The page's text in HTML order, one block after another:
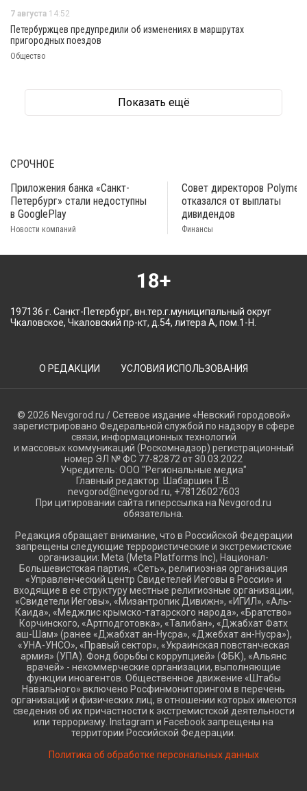
7 августа 14:52
Петербуржцев предупредили об изменениях в маршрутах
пригородных поездов
Общество
Показать ещё
СРОЧНОЕ
Приложения банка «Санкт-
Петербург» стали недоступны
в GooglePlay
Новости компаний
Совет директоров
отказался от выплаты
дивидендов
Финансы
18+
197136 г. Санкт-Петербург, вн.тер.г.муниципальный округ
Чкаловское, Чкаловский пр-кт, д.54, литера А, пом.1-Н.
О РЕДАКЦИИ УСЛОВИЯ ИСПОЛЬЗОВАНИЯ
© 2026 Nevgorod.ru / Сетевое издание «Невский городовой»
зарегистрировано Федеральной службой по надзору в сфере
связи, информационных технологий
и массовых коммуникаций (Роскомнадзор) регистрационный
номер ЭЛ № ФС 77-82872 от 30.03.2022
Учредитель: ООО "Региональные медиа"
Главный редактор: Шабаршин Т.В.
nevgorod@nevgorod.ru, +78126027603
При цитировании сайта гиперссылка на Nevgorod.ru
обязательна.
Редакция обращает внимание, что в Российской Федерации
запрещены следующие террористические и экстремистские
организации: Meta (Meta Platforms Inc), Национал-
Большевистская партия, «Сеть», религиозная организация
«Управленческий центр Свидетелей Иеговы в России» и
входящие в ее структуру местные религиозные организации,
«Свидетели Иеговы», «Мизантропик Дивижн», «ИГИЛ», «Аль-
Каида», «Меджлис крымско-татарского народа», «Братство»
Корчинского, «Артподготовка», «Талибан», «Джабхат Фатх
аш-Шам» (ранее «Джабхат ан-Нусра», «Джебхат ан-Нусра»),
«УНА-УНСО», «Правый сектор», «Украинская повстанческая
армия» (УПА). Фонд борьбы с коррупцией» (ФБК), «Альянс
врачей» - некоммерческие организации, выполняющие
функции иноагентов. Общественное движение «Штабы
Навального» включено Росфинмониторингом в перечень
организаций и физических лиц, в отношении которых имеются
сведения об их причастности к экстремистской деятельности
или терроризму. Instagram и Facebook запрещены на
территории Российской Федерации.
Политика об обработке персональных данных